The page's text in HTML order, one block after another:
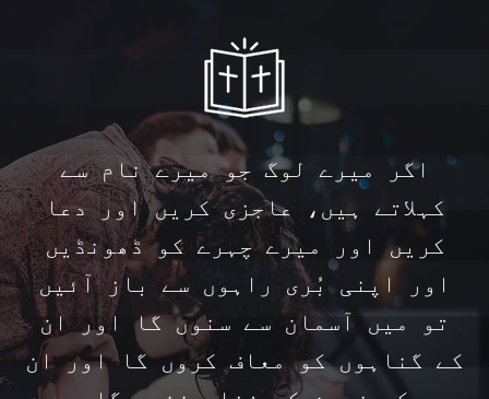
اگر میرے لوگ جو میرے نام سے
کہلاتے ہیں، عاجزی کریں اور دعا
کریں اور میرے چہرے کو ڈھونڈیں
اور اپنی بُری راہوں سے باز آئیں
تو میں آسمان سے سنوں گا اور ان
کے گناہوں کو معاف کروں گا اور ان